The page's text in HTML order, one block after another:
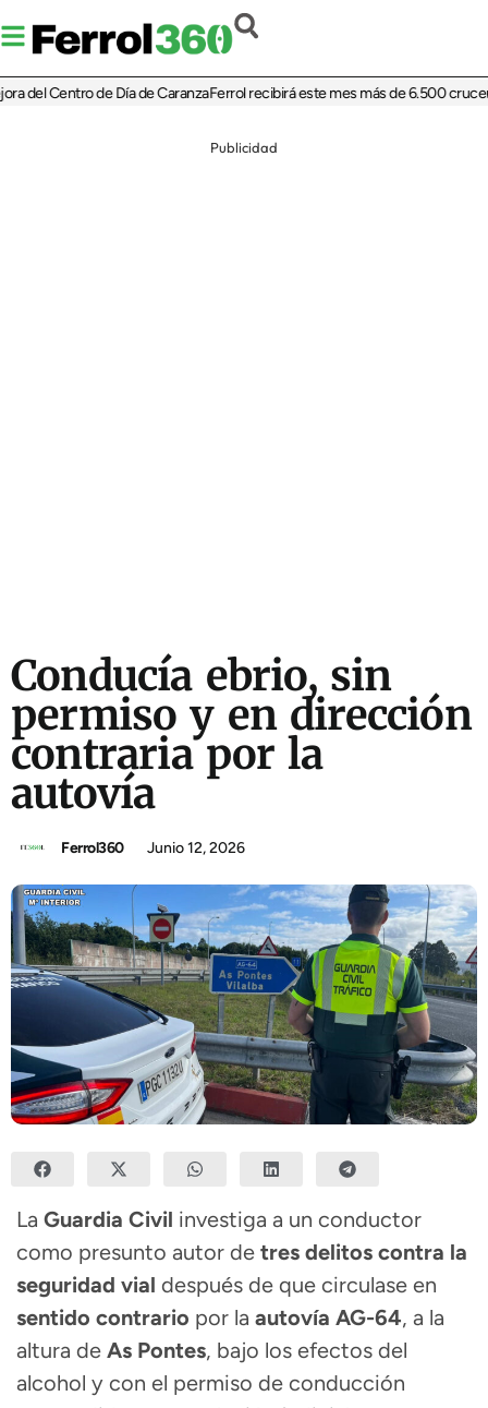
Centro de Día de CaranzaFerrol recibirá este mes más de 6.500
Publicidad
Conducía ebrio, sin
permiso y en dirección
contraria por la
autovía
Ferrol360 Junio 12, 2026
La Guardia Civil investiga a un conductor
como presunto autor de tres delitos contra la
seguridad vial después de que circulase en
sentido contrario por la autovía AG-64, a la
altura de As Pontes, bajo los efectos del
alcohol y con el permiso de conducción